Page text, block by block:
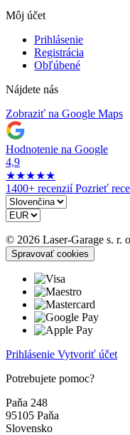
Môj účet
Prihlásenie
Registrácia
Obľúbené
Nájdete nás
Zobraziť na Google Maps
Hodnotenie na Google
4,9
★★★★★
1400+ recenzií Pozrieť
© 2026 Laser-Garage s. r.
Spravovať cookies
Prihlásenie Vytvoriť účet
Potrebujete pomoc?
Paňa 248
95105 Paňa
Slovensko